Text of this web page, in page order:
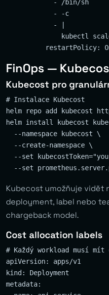
            - /bin/sh
            - -c
            - |
kubectl
FinOps —
Kubecost pro
# Instalace Kubecost
helm repo add kubecost
helm install kubecost
  --namespace kubecost \
  --create-namespace \
--set
Kubecost umožňuje vidět
deployment, label nebo
chargeback model.
Cost allocation labels
# Každý workload musí
apiVersion: apps/v1
kind: Deployment
metadata: